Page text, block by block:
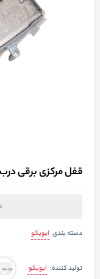
قفل مرکزی برقی درب چپ 380-
دسته بندی ایویکو
تولید کننده: ایویکو